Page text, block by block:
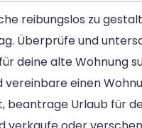
reibungslos zu
Überprüfe und
deine alte Wohnung
vereinbare einen
beantrage Urlaub für